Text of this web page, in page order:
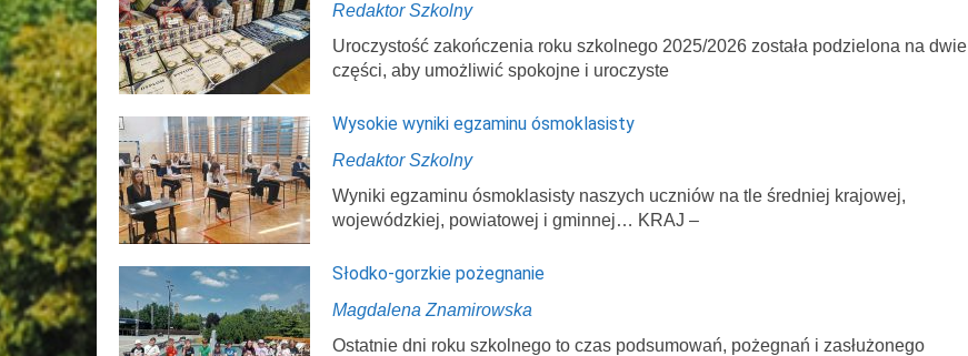
Redaktor Szkolny
Uroczystość zakończenia roku szkolnego 2025/2026 została podzielona na dwie
części, aby umożliwić spokojne i uroczyste
Wysokie wyniki egzaminu ósmoklasisty
Redaktor Szkolny
Wyniki egzaminu ósmoklasisty naszych uczniów na tle średniej krajowej,
wojewódzkiej, powiatowej i gminnej… KRAJ –
Słodko-gorzkie pożegnanie
Magdalena Znamirowska
Ostatnie dni roku szkolnego to czas podsumowań, pożegnań i zasłużonego